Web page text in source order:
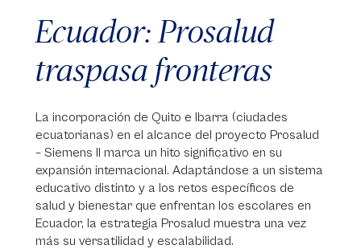
Ecuador: Prosalud
traspasa fronteras
La incorporación de Quito e Ibarra (ciudades
ecuatorianas) en el alcance del proyecto Prosalud
– Siemens II marca un hito significativo en su
expansión internacional. Adaptándose a un sistema
educativo distinto y a los retos específicos de
salud y bienestar que enfrentan los escolares en
Ecuador, la estrategia Prosalud muestra una vez
más su versatilidad y escalabilidad.